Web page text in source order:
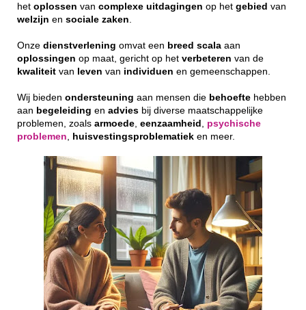
het oplossen van complexe uitdagingen op het gebied van
welzijn en sociale zaken
Onze dienstverlening omvat een breed scala aan
oplossingen op maat, gericht op het verbeteren van de
kwaliteit van leven van individuen en gemeenschappen.
Wij bieden ondersteuning aan mensen die behoefte hebben
aan begeleiding en advies bij diverse maatschappelijke
problemen, zoals armoede eenzaamheid
psychische
problemen
huisvestingsproblematiek en meer.